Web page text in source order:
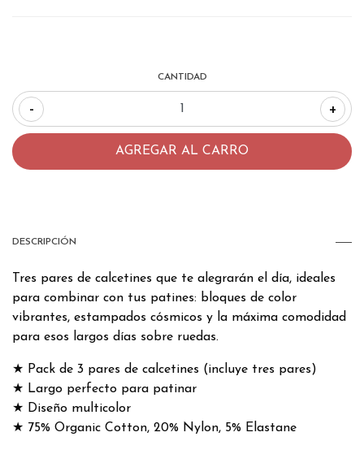
CANTIDAD
- +
DESCRIPCIÓN
Tres pares de calcetines que te alegrarán el día, ideales
para combinar con tus patines: bloques de color
vibrantes, estampados cósmicos y la máxima comodidad
para esos largos días sobre ruedas.
★ Pack de 3 pares de calcetines (incluye tres pares)
★ Largo perfecto para patinar
★ Diseño multicolor
★ 75% Organic Cotton, 20% Nylon, 5% Elastane